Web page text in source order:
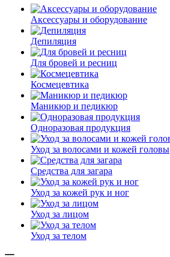
Аксессуары и оборудование
Депиляция
Для бровей и ресниц
Космецевтика
Маникюр и педикюр
Одноразовая продукция
Уход за волосами и кожей головы
Средства для загара
Уход за кожей рук и ног
Уход за лицом
Уход за телом